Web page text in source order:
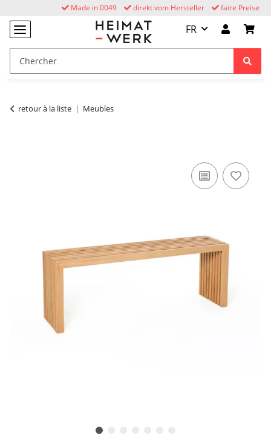
faire Preise
direkt vom Hersteller
Made in 0049
FR
retour à la liste Meubles